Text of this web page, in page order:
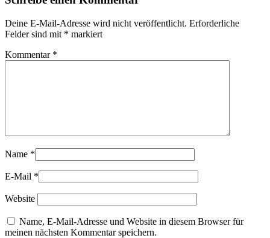
Deine E-Mail-Adresse wird nicht veröffentlicht. Erforderliche
Felder sind mit * markiert
Kommentar *
Name *
E-Mail *
Website
Name, E-Mail-Adresse und Website in diesem Browser für
meinen nächsten Kommentar speichern.